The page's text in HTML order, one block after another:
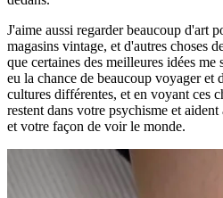
J'aime aussi regarder beaucoup d'art
magasins vintage, et d'autres choses
que certaines des meilleures idées me
eu la chance de beaucoup voyager et
cultures différentes, et en voyant ces
restent dans votre psychisme et
et votre façon de voir le monde.